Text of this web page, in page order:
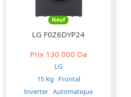
Neuf
LG F0Z6DYP24
Prix 130 000 Da
LG
15 Kg
Frontal
Inverter Automatique